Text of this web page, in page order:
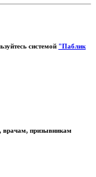
системой "Паблик
врачам, призывникам